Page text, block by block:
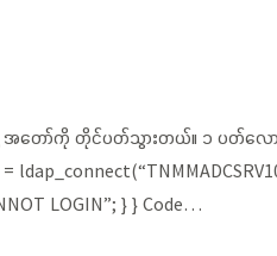
လို့ အတော်ကို တိုင်ပတ်သွားတယ်။ ၁ ပတ်
LOGIN”; } } Code…